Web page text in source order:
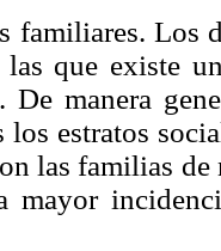
familiares. Los
que existe
De manera
los estratos
las familias
mayor